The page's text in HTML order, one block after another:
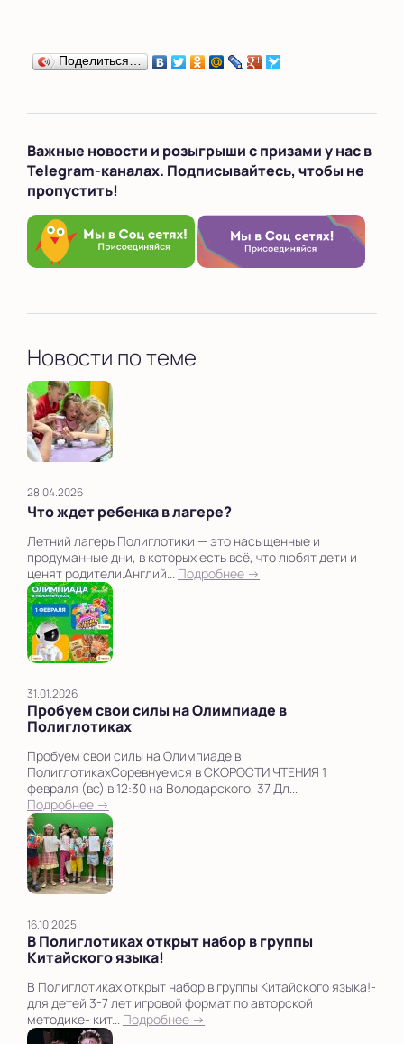
Поделиться…
Важные новости и розыгрыши с призами у нас в
Telegram-каналах. Подписывайтесь, чтобы не
пропустить!
Новости по теме
28.04.2026
Что ждет ребенка в лагере?
Летний лагерь Полиглотики — это насыщенные и
продуманные дни, в которых есть всё, что любят дети и
ценят родители.Англий... Подробнее →
31.01.2026
Пробуем свои силы на Олимпиаде в
Полиглотиках
Пробуем свои силы на Олимпиаде в
ПолиглотикахСоревнуемся в СКОРОСТИ ЧТЕНИЯ 1
февраля (вс) в 12:30 на Володарского, 37 Дл...
Подробнее →
16.10.2025
В Полиглотиках открыт набор в группы
Китайского языка!
В Полиглотиках открыт набор в группы Китайского языка!-
для детей 3-7 лет игровой формат по авторской
методике- кит... Подробнее →